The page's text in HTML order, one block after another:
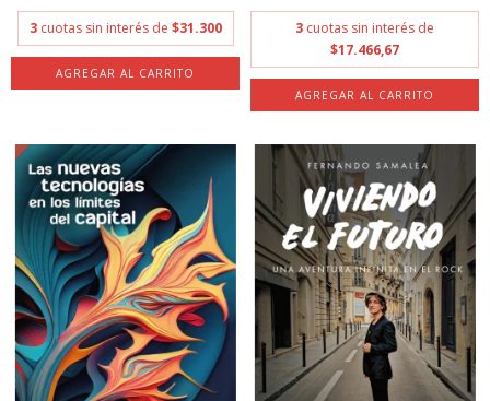
3 cuotas sin interés de $31.300 3 cuotas sin interés de
$17.466,67